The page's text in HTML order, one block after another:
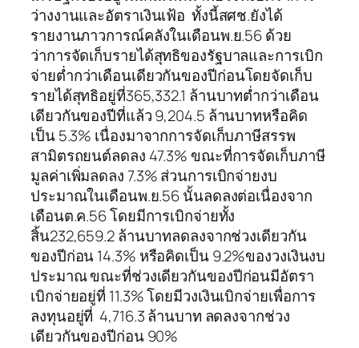
ว่างงานและอัตราเงินเฟ้อ ทั้งนี้สศช.ยังได้
รายงานภาวการณ์คลังในเดือนพ.ย.56 ด้วย
ว่าการจัดเก็บรายได้สุทธิของรัฐบาลและการเบิก
จ่ายต่ำกว่าเดือนเดียวกันของปีก่อนโดยจัดเก็บ
รายได้สุทธิอยู่ที่365,332.1 ล้านบาทต่ำกว่าเดือน
เดียวกันของปีที่แล้ว 9,204.5 ล้านบาทหรือคิด
เป็น 5.3% เนื่องมาจากการจัดเก็บภาษีสรรพ
สามิตรถยนต์ลดลง 47.3% ขณะที่การจัดเก็บภาษี
มูลค่าเพิ่มลดลง 7.3% ส่วนการเบิกจ่ายงบ
ประมาณในเดือนพ.ย.56 นั้นลดลงต่อเนื่องจาก
เดือนต.ค.56 โดยมีการเบิกจ่ายทั้ง
สิ้น232,659.2 ล้านบาทลดลงจากช่วงเดียวกัน
ของปีก่อน 14.3% หรือคิดเป็น 9.2%ของวงเงินงบ
ประมาณ ขณะที่ช่วงเดียวกันของปีก่อนมีอัตรา
เบิกจ่ายอยู่ที่ 11.3% โดยมีวงเงินเบิกจ่ายเพื่อการ
ลงทุนอยู่ที่ 4,716.3 ล้านบาท ลดลงจากช่วง
เดียวกันของปีก่อน 90%